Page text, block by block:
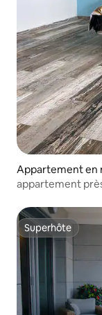
Appartement en
appartement
Superhôte
Superhôte